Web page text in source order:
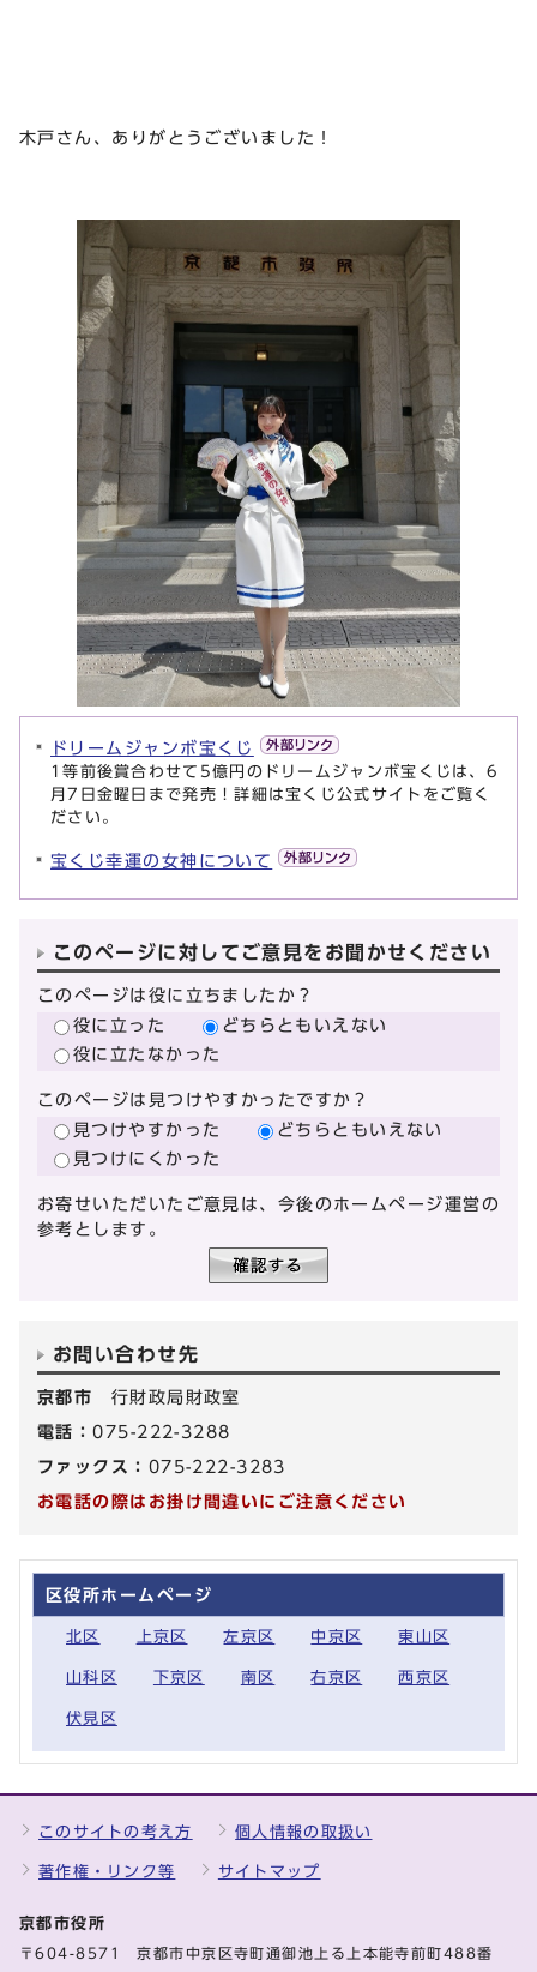
木戸さん、ありがとうございました！
ドリームジャンボ宝くじ
1等前後賞合わせて5億円のドリームジャンボ宝くじは、6
月7日金曜日まで発売！詳細は宝くじ公式サイトをご覧く
ださい。
宝くじ幸運の女神について
このページに対してご意見をお聞かせください
このページは役に立ちましたか？
役に立った
どちらともいえない
役に立たなかった
このページは見つけやすかったですか？
見つけやすかった
どちらともいえない
見つけにくかった
お寄せいただいたご意見は、今後のホームページ運営の
参考とします。
お問い合わせ先
京都市 行財政局財政室
電話：075-222-3288
ファックス： 075-222-3283
お電話の際はお掛け間違いにご注意ください
区役所ホームページ
北区 上京区 左京区 中京区 東山区
山科区 下京区 南区 右京区 西京区
伏見区
このサイトの考え方 個人情報の取扱い
著作権・リンク等 サイトマップ
京都市役所
〒604-8571 京都市中京区寺町通御池上る上本能寺前町488番